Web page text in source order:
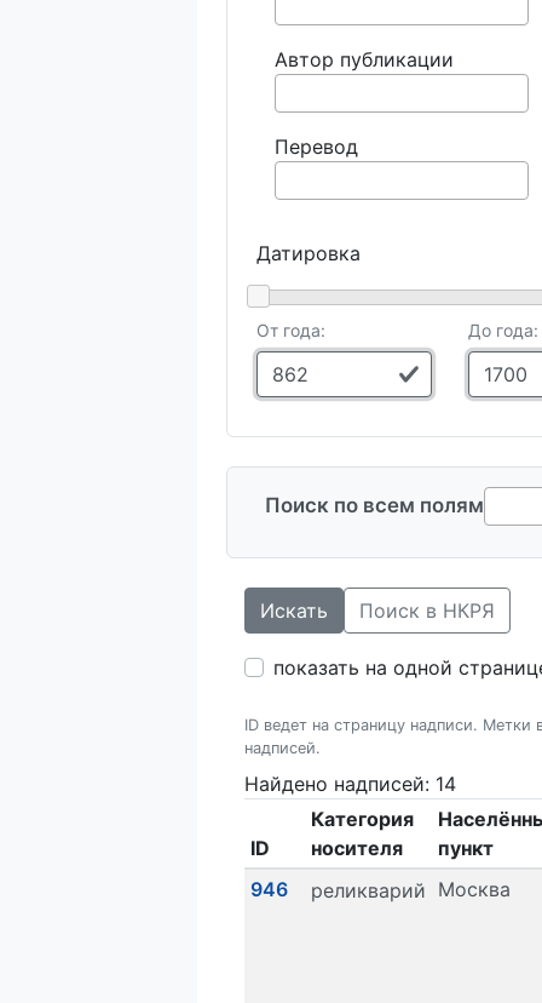
Автор публикации
Перевод
Датировка
От года: До года:
Поиск по всем полям
Искать Поиск в НКРЯ
показать на одной
ID ведет на страницу надписи. Метки
надписей.
Найдено надписей: 14
ID
Категория
носителя
пункт
946
реликварий Москва